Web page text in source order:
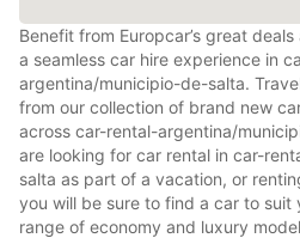
Benefit from Europcar’s great
a seamless car hire experience in
argentina/municipio-de-salta.
from our collection of brand new
across car-rental-argentina/
are looking for car rental in car-
salta as part of a vacation, or
you will be sure to find a car to suit
range of economy and luxury